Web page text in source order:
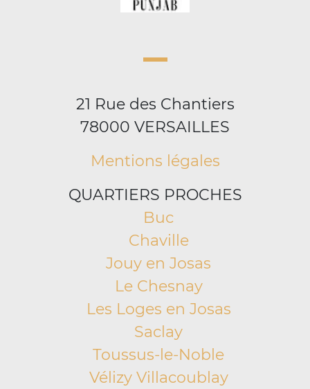
21 Rue des Chantiers
78000 VERSAILLES
Mentions légales
QUARTIERS PROCHES
Buc
Chaville
Jouy en Josas
Le Chesnay
Les Loges en Josas
Saclay
Toussus-le-Noble
Vélizy Villacoublay